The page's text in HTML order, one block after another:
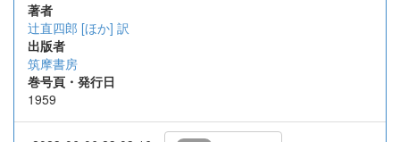
著者
辻直四郎 [ほか] 訳
出版者
筑摩書房
巻号頁・発行日
1959